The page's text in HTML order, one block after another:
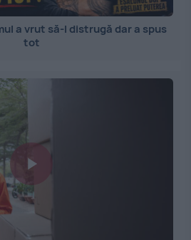
a vrut să-l distrugă dar a spus
tot